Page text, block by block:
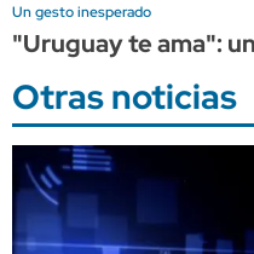
Un gesto inesperado
"Uruguay te ama":
Otras noticias